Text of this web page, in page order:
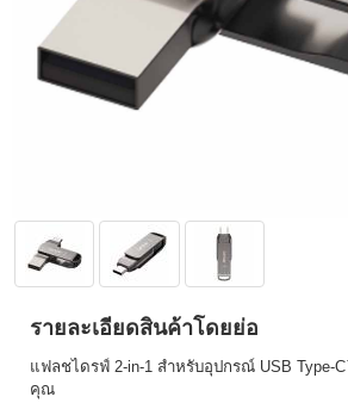
รายละเอียดสินค้าโดยย่อ
แฟลชไดรฟ์ 2-in-1 สำหรับอุปกรณ์ USB Type-
คุณ